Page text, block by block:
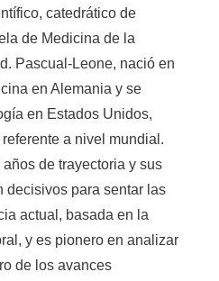
catedrático de
de Medicina de la
Pascual-Leone, nació en
en Alemania y se
en Estados Unidos,
a nivel mundial.
de trayectoria y sus
decisivos para sentar las
actual, basada en la
y es pionero en analizar
de los avances